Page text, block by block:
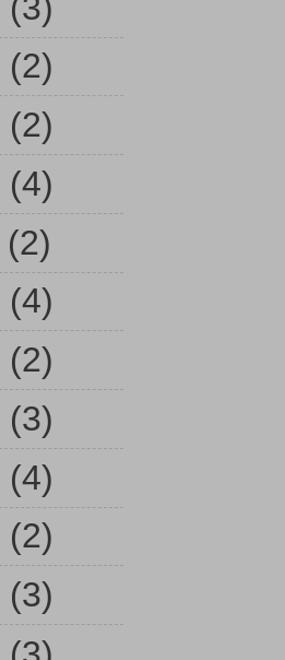
(2)
(2)
(4)
(2)
(4)
(2)
(3)
(4)
(2)
(3)